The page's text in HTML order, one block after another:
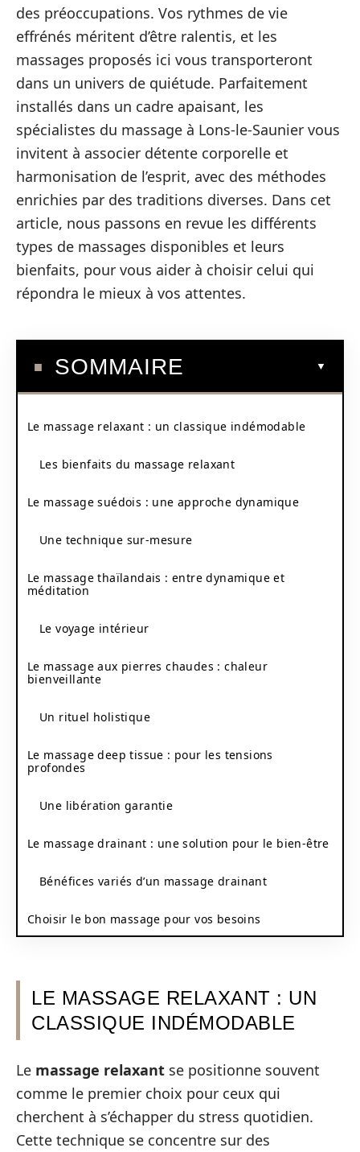
des préoccupations. Vos rythmes de vie
effrénés méritent d’être ralentis, et les
massages proposés ici vous transporteront
dans un univers de quiétude. Parfaitement
installés dans un cadre apaisant, les
spécialistes du massage à Lons-le-Saunier vous
invitent à associer détente corporelle et
harmonisation de l’esprit, avec des méthodes
enrichies par des traditions diverses. Dans cet
article, nous passons en revue les différents
types de massages disponibles et leurs
bienfaits, pour vous aider à choisir celui qui
répondra le mieux à vos attentes.
SOMMAIRE
Le massage relaxant : un classique indémodable
Les bienfaits du massage relaxant
Le massage suédois : une approche dynamique
Une technique sur-mesure
Le massage thaïlandais : entre dynamique et
méditation
Le voyage intérieur
Le massage aux pierres chaudes : chaleur
bienveillante
Un rituel holistique
Le massage deep tissue : pour les tensions
profondes
Une libération garantie
Le massage drainant : une solution pour le bien-être
Bénéfices variés d’un massage drainant
Choisir le bon massage pour vos besoins
LE MASSAGE RELAXANT : UN
CLASSIQUE INDÉMODABLE
Le massage relaxant se positionne souvent
comme le premier choix pour ceux qui
cherchent à s’échapper du stress quotidien.
Cette technique se concentre sur des